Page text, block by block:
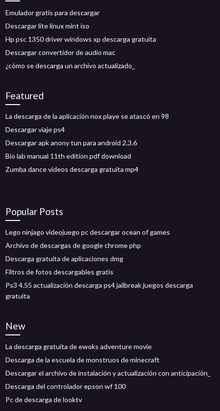
Emulador gratis para descargar
Descargar lite linux mint iso
Hp psc 1350 driver windows xp descarga gratuita
Descargar convertidor de audio mac
¿cómo se descarga un archivo actualizado_
Featured
La descarga de la aplicación nox playe se atascó en 98
Descargar viaje ps4
Descargar apk anony tun para android 2.3.6
Bio lab manual 11th edition pdf download
Zumba dance videos descarga gratuita mp4
Popular Posts
Lego ninjago videojuego pc descargar ocean of games
Archivo de descargas de google chrome php
Descarga gratuita de aplicaciones dmg
Filtros de fotos descargables gratis
Ps3 4.55 actualización descarga ps4 jailbreak juegos descarga
gratuita
New
La descarga gratuita de ewoks adventure movie
Descarga de la escuela de monstruos de minecraft
Descargar el archivo de instalación y actualización con anticipación_
Descarga del controlador epson wf 100
Pc de descarga de looktv